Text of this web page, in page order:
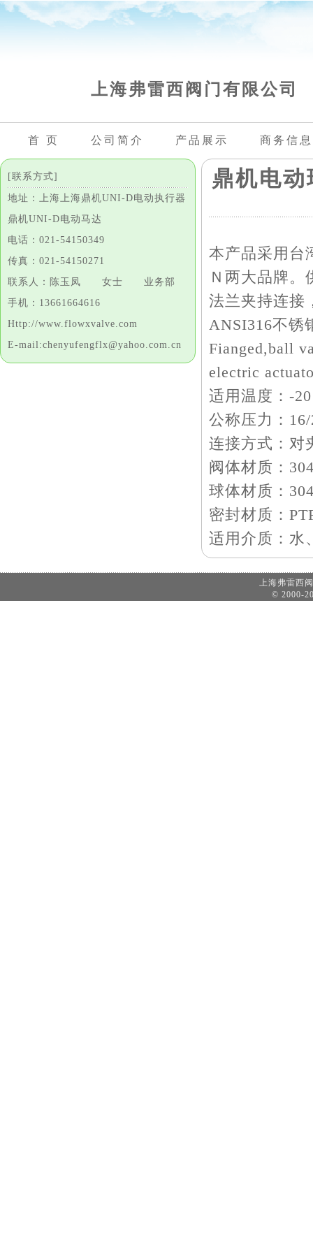
上海弗雷西阀门有限公司
首 页 公司简介 产品展示 商务信息
[联系方式]
地址：上海上海鼎机UNI-D电动执行器
鼎机UNI-D电动马达
电话：021-54150349
传真：021-54150271
联系人：陈玉凤 女士 业务部
手机：13661664616
Http://www.flowxvalve.com
E-mail:chenyufengflx@yahoo.com.cn
鼎机电
本产品采用台
Ｎ两大品牌
法兰夹持连接
ANSI316不锈
Fianged,ball
electric
适用温度：-
公称压力：
连接方式：对
阀体材质：
球体材质：
密封材质：
适用介质：水
上海弗雷
© 2000-